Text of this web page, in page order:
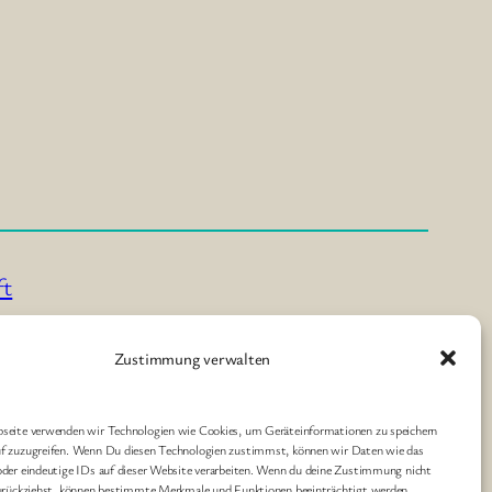
Zustimmung verwalten
verwenden wir Technologien wie Cookies, um Geräteinformationen zu speichern
zuzugreifen. Wenn Du diesen Technologien zustimmst, können wir Daten wie das
eindeutige IDs auf dieser Website verarbeiten. Wenn du deine Zustimmung nicht
Arbeit demokratische Strukturen zu